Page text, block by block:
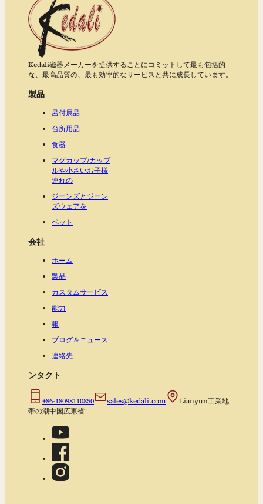
Kedali磁器メーカーを提供することにコミットして最も包括的
な、最高品質の、最も効率的なサービスと共に成長しています。
製品
呂付属品
台所用品
食器
マグカップ/カップ
ルや小さいお子様
連れの
ジーンズとジーン
ズウェアを
ペット
会社
ホーム
製品
カスタムサービス
能力
報
ブログ＆ニュース
連絡先
ンタクト
+86-18098110850 sales@kedali.com
Lianyun工業地
帯の潮中国広東省